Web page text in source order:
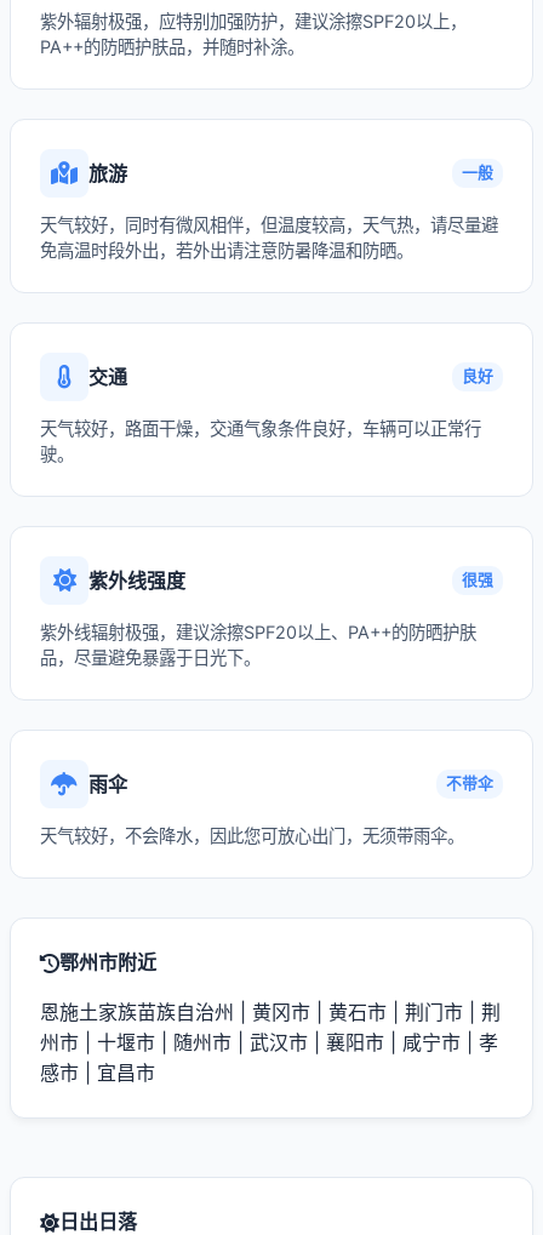
紫外辐射极强，应特别加强防护，建议涂擦SPF20以上，
PA++的防晒护肤品，并随时补涂。
旅游 一般
天气较好，同时有微风相伴，但温度较高，天气热，请尽量避
免高温时段外出，若外出请注意防暑降温和防晒。
交通 良好
天气较好，路面干燥，交通气象条件良好，车辆可以正常行
驶。
紫外线强度 很强
紫外线辐射极强，建议涂擦SPF20以上、PA++的防晒护肤
品，尽量避免暴露于日光下。
雨伞 不带伞
天气较好，不会降水，因此您可放心出门，无须带雨伞。
鄂州市附近
恩施土家族苗族自治州 黄冈市 黄石市 荆门市
荆
州市
十堰市 随州市 武汉市 襄阳市 咸宁市
孝
感市
宜昌市
日出日落